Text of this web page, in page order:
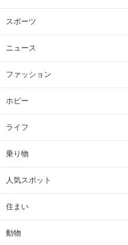
スポーツ
ニュース
ファッション
ホビー
ライフ
乗り物
人気スポット
住まい
動物